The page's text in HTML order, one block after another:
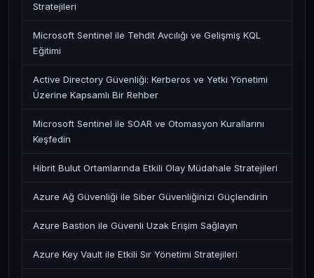
Stratejileri
Microsoft Sentinel ile Tehdit Avcılığı ve Gelişmiş KQL
Eğitimi
Active Directory Güvenliği: Kerberos ve Yetki Yönetimi
Üzerine Kapsamlı Bir Rehber
Microsoft Sentinel ile SOAR ve Otomasyon Kurallarını
Keşfedin
Hibrit Bulut Ortamlarında Etkili Olay Müdahale Stratejileri
Azure Ağ Güvenliği ile Siber Güvenliğinizi Güçlendirin
Azure Bastion ile Güvenli Uzak Erişim Sağlayın
Azure Key Vault ile Etkili Sır Yönetimi Stratejileri